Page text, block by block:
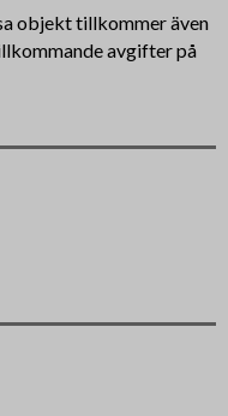
objekt tillkommer även
avgifter på